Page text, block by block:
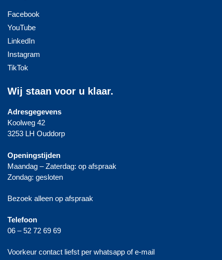
Facebook
YouTube
LinkedIn
Instagram
TikTok
Wij staan voor u klaar.
Adresgegevens
Koolweg 42
3253 LH Ouddorp
Openingstijden
Maandag – Zaterdag: op afspraak
Zondag: gesloten
Bezoek alleen op afspraak
Telefoon
06 – 52 72 69 69
Voorkeur contact liefst per whatsapp of e-mail